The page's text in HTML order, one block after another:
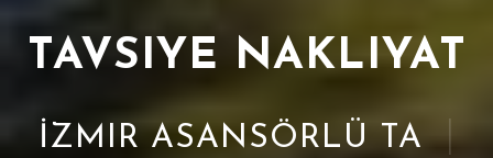
TAVSIYE NAKLIYAT
İZMIR ASANSÖR |